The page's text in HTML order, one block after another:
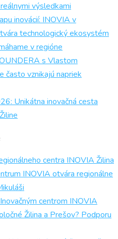
výsledkami
inovácií: INOVIA v
technologický ekosystém
v regióne
s Vlastom
často vznikajú napriek
Unikátna inovačná cesta
centra INOVIA Žilina
INOVIA otvára regionálne
centrom INOVIA
Žilina a Prešov? Podporu